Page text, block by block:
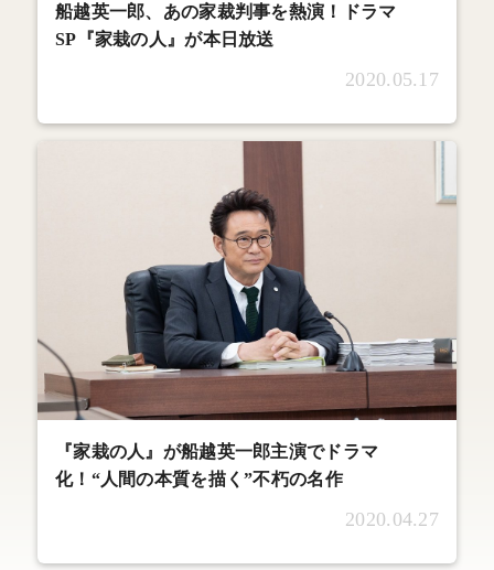
船越英一郎、あの家裁判事を熱演！ドラマ
SP『家栽の人』が本日放送
2020.05.17
『家栽の人』が船越英一郎主演でドラマ
化！“人間の本質を描く”不朽の名作
2020.04.27